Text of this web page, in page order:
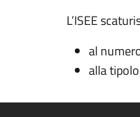
L’ISEE
al
alla